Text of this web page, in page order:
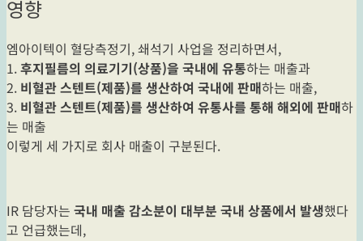
영향
엠아이텍이 혈당측정기, 쇄석기 사업을 정리하면서,
1.후지필름의 의료기기(상품)을 국내에 유통하는 매출과
2. 비혈관 스텐트(제품)를 생산하여 국내에 판매하는 매출,
3. 비혈관 스텐트(제품)를 생산하여 유통사를 통해 해외에 판매하
는 매출
이렇게 세 가지로 회사 매출이 구분된다.
IR 담당자는 국내 매출 감소분이 대부분 국내 상품에서 발생했다
고 언급했는데,